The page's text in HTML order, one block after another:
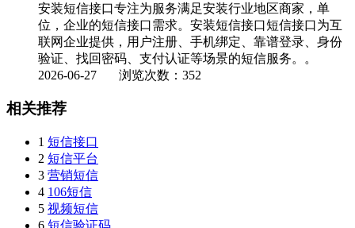
安装短信接口专注为服务满足安装行业地区商家，单
位，企业的短信接口需求。安装短信接口短信接口为互
联网企业提供，用户注册、手机绑定、靠谱登录、身份
验证、找回密码、支付认证等场景的短信服务。。
2026-06-27 浏览次数：352
相关推荐
1 短信接口
2 短信平台
3 营销短信
4 106短信
5 视频短信